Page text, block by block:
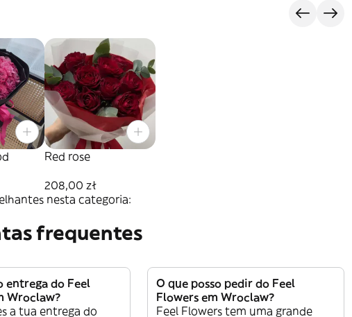
Red rose
208,00 zł
nesta categoria:
frequentes
entrega do Feel
Wroclaw?
a tua entrega do
O que posso pedir do Feel
Flowers em Wroclaw?
Feel Flowers tem uma grande